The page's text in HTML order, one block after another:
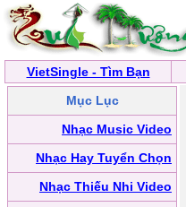
VietSingle - Tìm Bạn
Mục Lục
Nhạc Music Video
Nhạc Hay Tuyển Chọn
Nhạc Thiếu Nhi Video